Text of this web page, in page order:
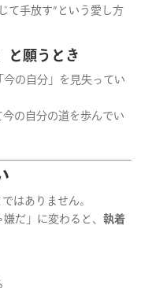
て手放す”という愛し方
と願うとき
の自分」を見失ってい
の自分の道を歩んでい
はありません。
だ」に変わると、 執着